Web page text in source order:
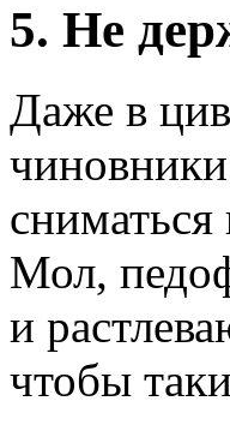
5. Не
Даже в
Мол,
и
чтобы